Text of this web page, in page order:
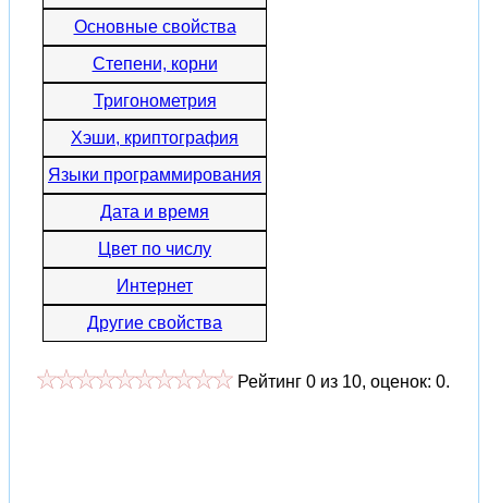
Основные свойства
Степени, корни
Тригонометрия
Хэши, криптография
Языки программирования
Дата и время
Цвет по числу
Интернет
Другие свойства
Рейтинг 0 из 10, оценок: 0.